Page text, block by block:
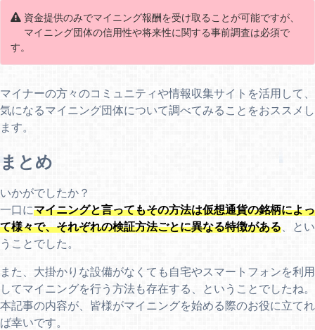
資金提供のみでマイニング報酬を受け取ることが可能ですが、
マイニング団体の信用性や将来性に関する事前調査は必須で
す。
マイナーの方々のコミュニティや情報収集サイトを活用して、
気になるマイニング団体について調べてみることをおススメし
ます。
まとめ
いかがでしたか？
一口にマイニングと言ってもその方法は仮想通貨の銘柄によっ
て様々で、それぞれの検証方法ごとに異なる特徴がある 、とい
うことでした。
また、大掛かりな設備がなくても自宅やスマートフォンを利用
してマイニングを行う方法も存在する、ということでしたね。
本記事の内容が、皆様がマイニングを始める際のお役に立てれ
ば幸いです。